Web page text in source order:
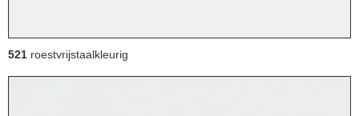
521 roestvrijstaalkleurig